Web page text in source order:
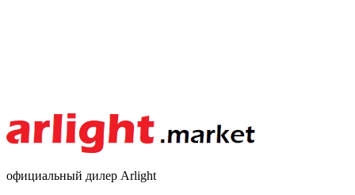
официальный дилер Arlight